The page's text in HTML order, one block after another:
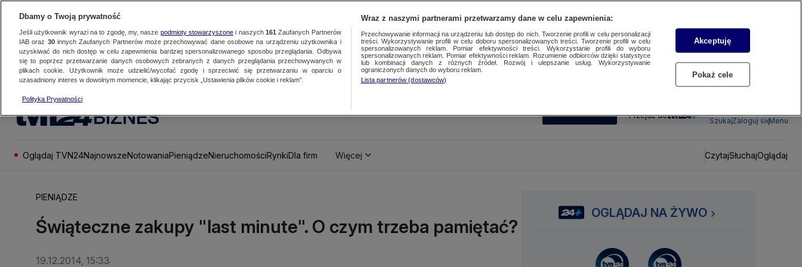
BIZNES SUBSKRYBUJ Przejdź do
SzukajZaloguj sięMenu
Oglądaj TVN24NajnowszeNotowaniaPieniądzeNieruchomościRynkiDla firm Więcej CzytajSłuchajOglądaj
PIENIĄDZE
Świąteczne zakupy "last minute". O czym trzeba pamiętać?
19.12.2014, 15:33
OGLĄDAJ NA ŻYWO
Dbamy o Twoją prywatność
Jeśli użytkownik wyrazi na to zgodę, my, nasze podmioty stowarzyszonei naszych 161 Zaufanych Partnerów
IAB oraz 30innych Zaufanych Partnerów może przechowywać dane osobowe na urządzeniu użytkownika i
uzyskiwać do nich dostęp w celu zapewnienia bardziej spersonalizowanego sposobu przeglądania. Odbywa
się to poprzez przetwarzanie danych osobowych zebranych z danych przeglądania przechowywanych w
plikach cookie. Użytkownik może udzielić/wycofać zgodę i sprzeciwić się przetwarzaniu w oparciu o
uzasadniony interes w dowolnym momencie, klikając przycisk „Ustawienia plików cookie i reklam”.
Polityka Prywatności
Wraz z naszymi partnerami przetwarzamy dane w celu zapewnienia:
Przechowywanie informacji na urządzeniu lub dostęp do nich. Tworzenie profili w celu personalizacji
treści. Wykorzystywanie profili w celu doboru spersonalizowanych treści. Tworzenie profili w celu
spersonalizowanych reklam. Pomiar efektywności treści. Wykorzystanie profili do wyboru
spersonalizowanych reklam. Pomiar efektywności reklam. Rozumienie odbiorców dzięki statystyce
lub kombinacji danych z różnych źródeł. Rozwój i ulepszanie usług. Wykorzystywanie
ograniczonych danych do wyboru reklam.
Lista partnerów (dostawców)
Akceptuję
Pokaż cele